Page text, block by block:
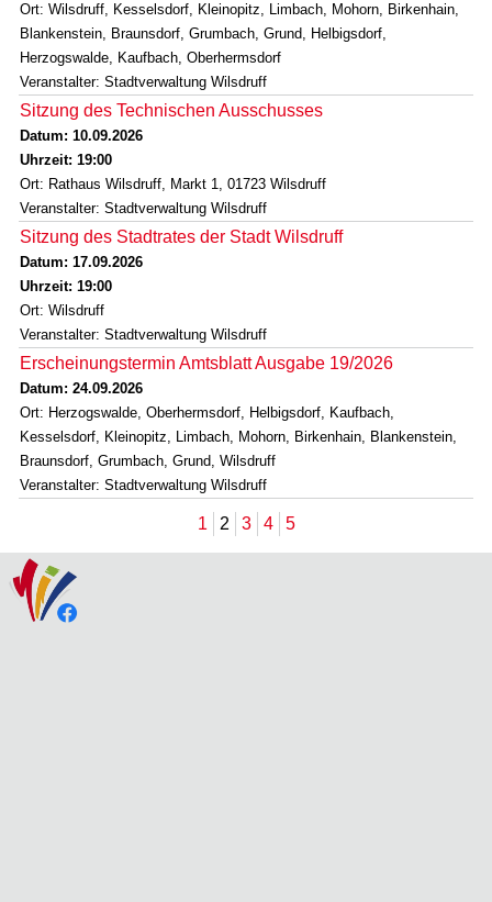
Ort: Wilsdruff, Kesselsdorf, Kleinopitz, Limbach, Mohorn, Birkenhain,
Blankenstein, Braunsdorf, Grumbach, Grund, Helbigsdorf,
Herzogswalde, Kaufbach, Oberhermsdorf
Veranstalter: Stadtverwaltung Wilsdruff
Sitzung des Technischen Ausschusses
Datum: 10.09.2026
Uhrzeit: 19:00
Ort: Rathaus Wilsdruff, Markt 1, 01723 Wilsdruff
Veranstalter: Stadtverwaltung Wilsdruff
Sitzung des Stadtrates der Stadt Wilsdruff
Datum: 17.09.2026
Uhrzeit: 19:00
Ort: Wilsdruff
Veranstalter: Stadtverwaltung Wilsdruff
Erscheinungstermin Amtsblatt Ausgabe 19/2026
Datum: 24.09.2026
Ort: Herzogswalde, Oberhermsdorf, Helbigsdorf, Kaufbach,
Kesselsdorf, Kleinopitz, Limbach, Mohorn, Birkenhain, Blankenstein,
Braunsdorf, Grumbach, Grund, Wilsdruff
Veranstalter: Stadtverwaltung Wilsdruff
1 2 3 4 5